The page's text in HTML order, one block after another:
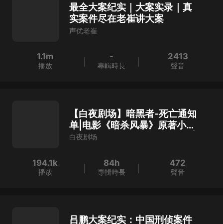
最全大案纪实｜大案实录｜真
实案件尽在老崔讲大案
声优老崔
1.1m
播放
-
專輯時長
2413
聲音
【白夜剧场】暗黑者-死亡通知
单|电影《暗杀风暴》原著小说|
古天乐、张智霖、吴镇宇主演|
白夜剧场
194.1k
播放
84h
專輯時長
472
聲音
吕鹏大案纪实：中国刑侦案件